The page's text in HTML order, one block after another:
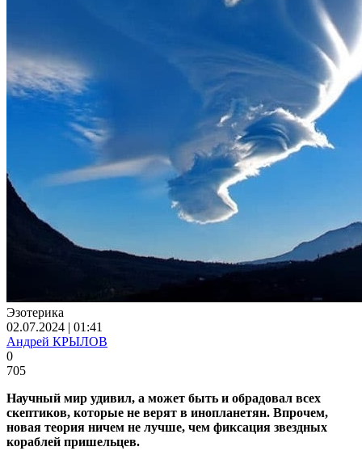
Эзотерика
02.07.2024 | 01:41
Андрей КРЫЛОВ
0
705
Научный мир удивил, а может быть и обрадовал всех
скептиков, которые не верят в инопланетян. Впрочем,
новая теория ничем не лучше, чем фиксация звездных
кораблей пришельцев.